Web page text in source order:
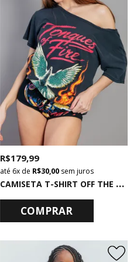
C
AMISETA T-SHIRT OFF THE SHOULDER CHUMBO TONGUES
R$ 179,99
6xde R$ 30,00sem juros
COMPRAR